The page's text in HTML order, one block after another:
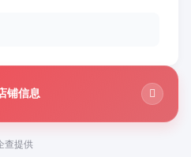
查提供
铺信息